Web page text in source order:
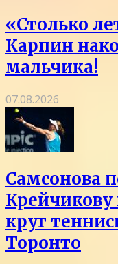
«Столько
Карпин
мальчика!
07.08.2026
Самсонова
круг
Торонто